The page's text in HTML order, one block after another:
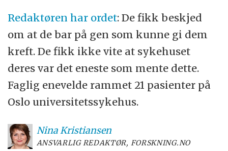
Redaktøren har ordet: De fikk beskjed
om at de bar på gen som kunne gi dem
kreft. De fikk ikke vite at sykehuset
deres var det eneste som mente dette.
Faglig enevelde rammet 21 pasienter på
Oslo universitetssykehus.
NinaKristiansen
ANSVARLIG REDAKTØR, FORSKNING.NO